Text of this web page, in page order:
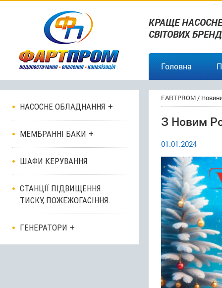
КРАЩЕ
СВІТОВИХ
Головна
НАСОСНЕ ОБЛАДНАННЯ
МЕМБРАННІ БАКИ
ШАФИ КЕРУВАННЯ
СТАНЦІЇ ПІДВИЩЕННЯ
ТИСКУ, ПОЖЕЖОГАСІННЯ.
ГЕНЕРАТОРИ
FARTPROM/
З Новим
01.01.2024